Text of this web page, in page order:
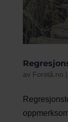
av Forstå.no |